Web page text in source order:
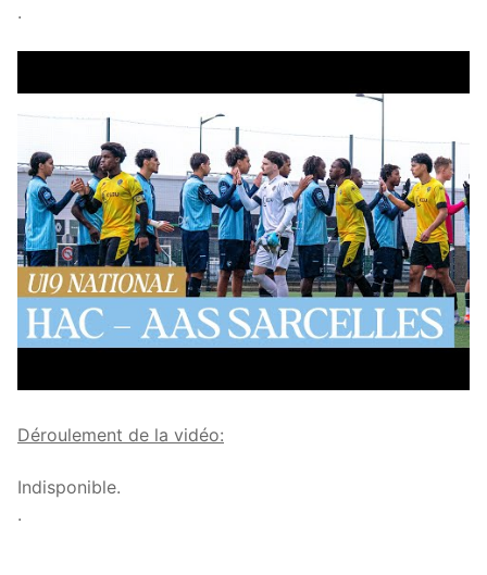
.
Déroulement de la vidéo:
Indisponible.
.